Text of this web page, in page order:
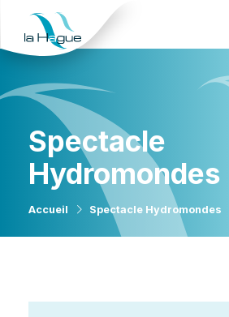
Spectacle
Hydromondes
Accueil Spectacle Hydromondes